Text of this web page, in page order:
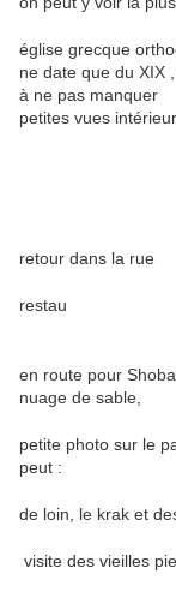
église grecque
ne date que du XIX
à ne pas manquer
petites vues
retour dans la rue
restau
en route pour
nuage de sable,
petite photo sur le
peut :
de loin, le krak et
visite des vieilles